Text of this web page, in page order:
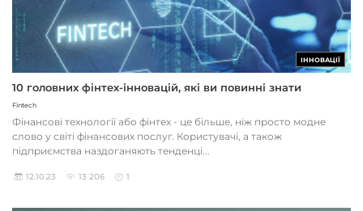
ІННОВАЦІЇ
10 головних фінтех-інновацій, які ви повинні знати
Fintech
Фінансові технології або фінтех - це більше, ніж просто модне
слово у світі фінансових послуг. Користувачі, а також
підприємства наздоганяють тенденці...
12.10.23 13 206 1